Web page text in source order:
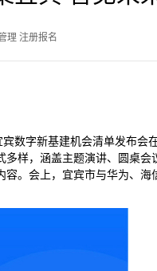
理 注册报名
数字新基建机会清单发布会
样，涵盖主题演讲、圆桌会
。会上，宜宾市与华为、海